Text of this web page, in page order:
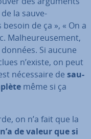
la sau­ve­
de ça », « On a
Mal­heu­reu­se­ment,
Si aucune
n’existe, on peut
né­ces­saire de sau­
même si ça
on n’a fait que la
de valeur que si